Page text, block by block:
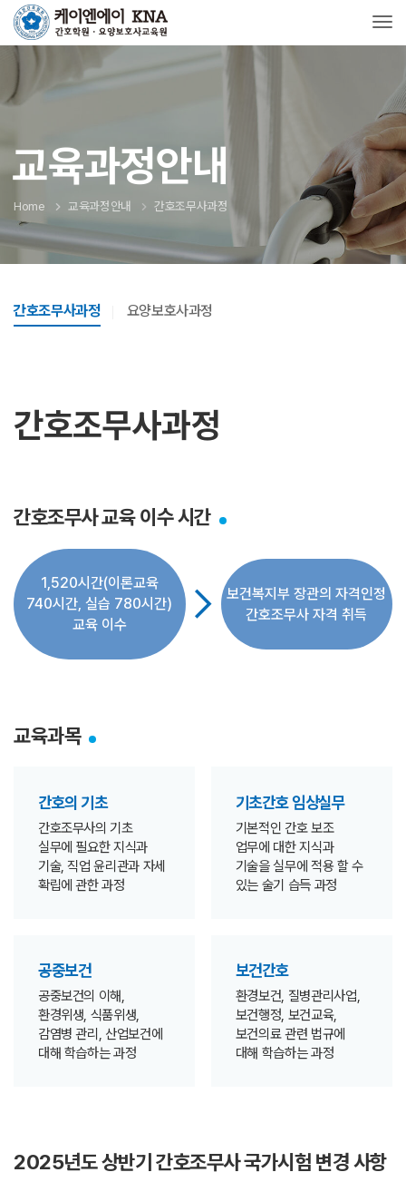
교육과정안내
Home 교육과정안내 간호조무사과정
간호조무사과정 요양보호사과정
간호조무사과정
간호조무사 교육 이수 시간
1,520시간(이론교육
740시간, 실습 780시간)
교육 이수
arrow_forward_ios
보건복지부 장관의 자격인정
간호조무사 자격 취득
교육과목
간호의 기초
간호조무사의 기초
실무에 필요한 지식과
기술, 직업 윤리관과 자세
확립에 관한 과정
기초간호 임상실무
기본적인 간호 보조
업무에 대한 지식과
기술을 실무에 적용 할 수
있는 술기 습득 과정
공중보건
공중보건의 이해,
환경위생, 식품위생,
감염병 관리, 산업보건에
대해 학습하는 과정
보건간호
환경보건, 질병관리사업,
보건행정, 보건교육,
보건의료 관련 법규에
대해 학습하는 과정
2025년도 상반기 간호조무사 국가시험 변경 사항